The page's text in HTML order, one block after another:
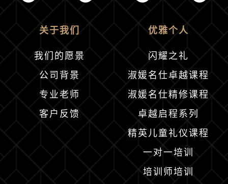
关于我们
我们的愿景
公司背景
专业老师
客户反馈
优雅个人
闪耀之礼
淑媛名仕卓越课程
淑媛名仕精修课程
卓越启程系列
精英儿童礼仪课程
一对一培训
培训师培训